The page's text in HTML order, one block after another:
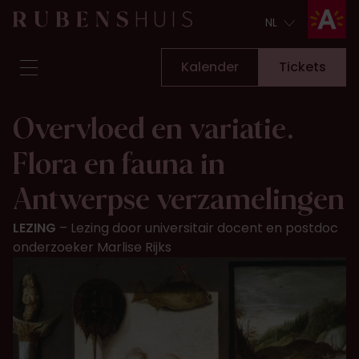
NL
Bezoek
Zien & doen
Verbouwingen
Verhalen
Collectie & onderzoek
Vraag & antwoord
Nieuwsbrief
Steun ons
Kalender
Tickets
Kalender Tickets
Overvloed en variatie.
Flora en fauna in
Antwerpse verzamelingen
LEZING
Lezing door universitair docent en postdoc
onderzoeker Marlise Rijks